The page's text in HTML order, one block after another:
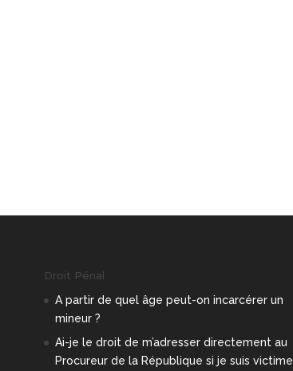
Droit Pénal
A partir de quel âge peut-on incarcérer un
mineur ?
Ai-je le droit de m’adresser directement au
Procureur de la République si je suis victime